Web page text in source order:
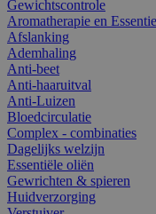
Gewichtscontrole
Aromatherapie en
Afslanking
Ademhaling
Anti-beet
Anti-haaruitval
Anti-Luizen
Bloedcirculatie
Complex - combinaties
Dagelijks welzijn
Essentiële oliën
Gewrichten & spieren
Huidverzorging